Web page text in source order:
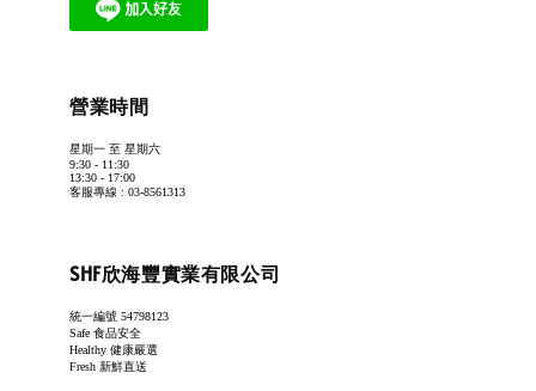
營業時間
星期一 至 星期六
9:30 - 11:30
13:30 - 17:00
客服專線 : 03-8561313
SHF欣海豐實業有限公司
統一編號 54798123
Safe 食品安全
Healthy 健康嚴選
Fresh 新鮮直送